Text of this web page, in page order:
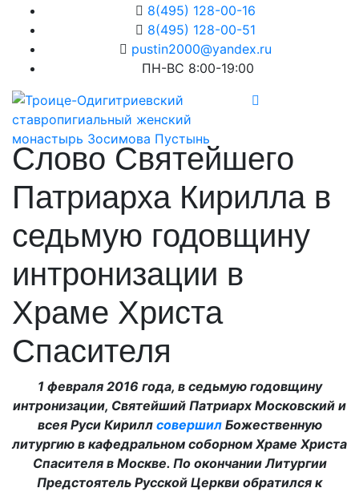
8(495) 128-00-16
8(495) 128-00-51
pustin2000@yandex.ru
ПН-ВС 8:00-19:00
Слово Святейшего
Патриарха Кирилла в
седьмую годовщину
интронизации в
Храме Христа
Спасителя
1 февраля 2016 года, в седьмую годовщину
интронизации, Святейший Патриарх Московский и
всея Руси Кирилл совершилБожественную
литургию в кафедральном соборном Храме Христа
Спасителя в Москве. По окончании Литургии
Предстоятель Русской Церкви обратился к